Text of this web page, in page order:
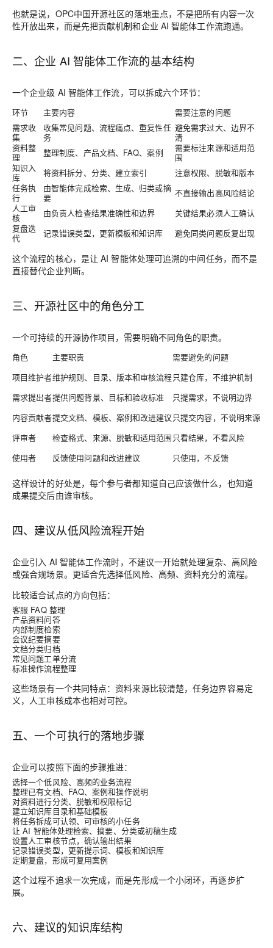
也就是说，OPC中国开源社区的落地重点，不是把所有内容一次
性开放出来，而是先把贡献机制和企业 AI 智能体工作流跑通。
二、企业 AI 智能体工作流的基本结构
一个企业级 AI 智能体工作流，可以拆成六个环节：
环节 主要内容
需要注意的问题
需求收
集
收集常见问题、流程痛点、重复性任
务
避免需求过大、边界不
清
资料整
理
整理制度、产品文档、FAQ、案例
需要标注来源和适用范
围
知识入
库
将资料拆分、分类、建立索引
注意权限、脱敏和版本
任务执
行
由智能体完成检索、生成、归类或摘
要
不直接输出高风险结论
人工审
核
由负责人检查结果准确性和边界
关键结果必须人工确认
复盘迭
代
记录错误类型，更新模板和知识库 避免同类问题反复出现
这个流程的核心，是让 AI 智能体处理可追溯的中间任务，而不是
直接替代企业判断。
三、开源社区中的角色分工
一个可持续的开源协作项目，需要明确不同角色的职责。
角色 主要职责
需要避免的问题
项目维护者维护规则、目录、版本和审核流程只建仓库，不维护机制
需求提出者提供问题背景、目标和验收标准
只提需求，不说明边界
内容贡献者提交文档、模板、案例和改进建议 只提交内容，不说明来源
评审者
检查格式、来源、脱敏和适用范围 只看结果，不看风险
使用者
反馈使用问题和改进建议 只使用，不反馈
这样设计的好处是，每个参与者都知道自己应该做什么，也知道
成果提交后由谁审核。
四、建议从低风险流程开始
企业引入 AI 智能体工作流时，不建议一开始就处理复杂、高风险
或强合规场景。更适合先选择低风险、高频、资料充分的流程。
比较适合试点的方向包括：
客服 FAQ 整理
产品资料问答
内部制度检索
会议纪要摘要
文档分类归档
常见问题工单分流
标准操作流程整理
这些场景有一个共同特点：资料来源比较清楚，任务边界容易定
义，人工审核成本也相对可控。
五、一个可执行的落地步骤
企业可以按照下面的步骤推进：
选择一个低风险、高频的业务流程
整理已有文档、FAQ、案例和操作说明
对资料进行分类、脱敏和权限标记
建立知识库目录和基础模板
将任务拆成可认领、可审核的小任务
让 AI 智能体处理检索、摘要、分类或初稿生成
设置人工审核节点，确认输出结果
记录错误类型，更新提示词、模板和知识库
定期复盘，形成可复用案例
这个过程不追求一次完成，而是先形成一个小闭环，再逐步扩
展。
六、建议的知识库结构